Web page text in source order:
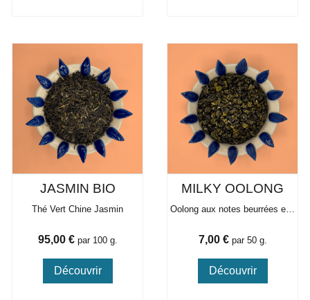
JASMIN BIO
Thé Vert Chine Jasmin
Prix
95,00 € par 100 g.
Découvrir
MILKY OOLONG
Oolong aux notes beurrées et lactées
Prix
7,00 € par 50 g.
Découvrir